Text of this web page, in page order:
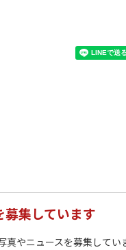
集しています
真やニュースを募集して